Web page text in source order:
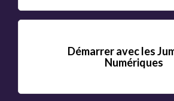
Démarrer avec les
Numériques